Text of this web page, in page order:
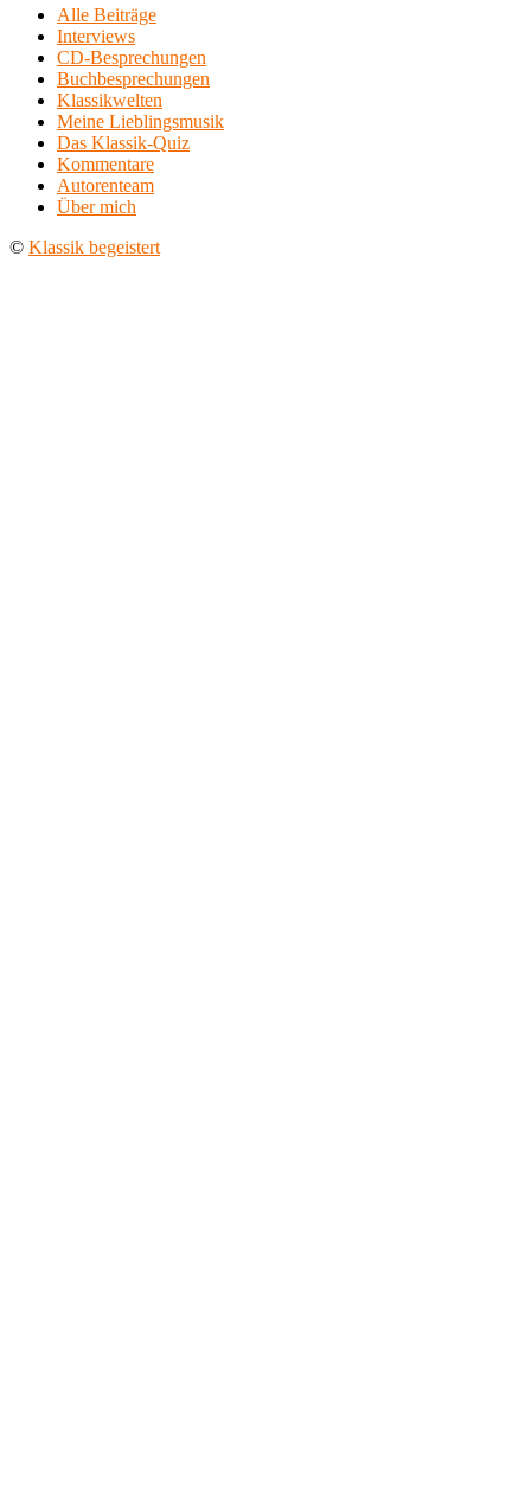
Alle Beiträge
Interviews
CD-Besprechungen
Buchbesprechungen
Klassikwelten
Meine Lieblingsmusik
Das Klassik-Quiz
Kommentare
Autorenteam
Über mich
© Klassik begeistert